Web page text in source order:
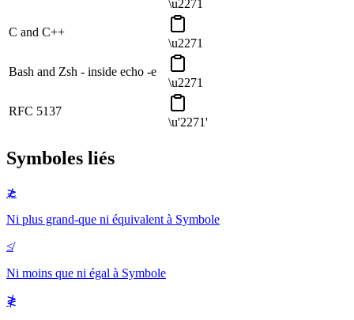
\u2271
C and C++
\u2271
Bash and Zsh - inside echo -e
\u2271
RFC 5137
\u'2271'
Symboles liés
≵
Ni plus grand-que ni équivalent à Symbole
≰
Ni moins que ni égal à Symbole
≹